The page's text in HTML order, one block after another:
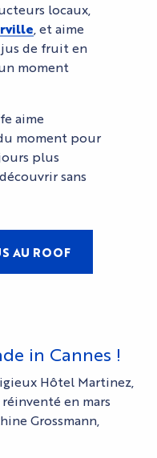
locaux,
, et aime
jus de fruit en
moment
aime
moment pour
plus
sans
AU ROOF
in Cannes !
Hôtel Martinez,
en mars
Grossmann,